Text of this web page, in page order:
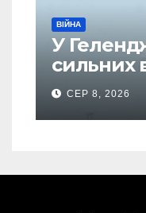
ВІЙНА
У
сильних
почалася
евакуація
СЕР 8, 2026